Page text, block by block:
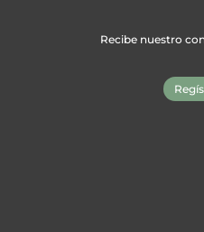
Recibe nuestro